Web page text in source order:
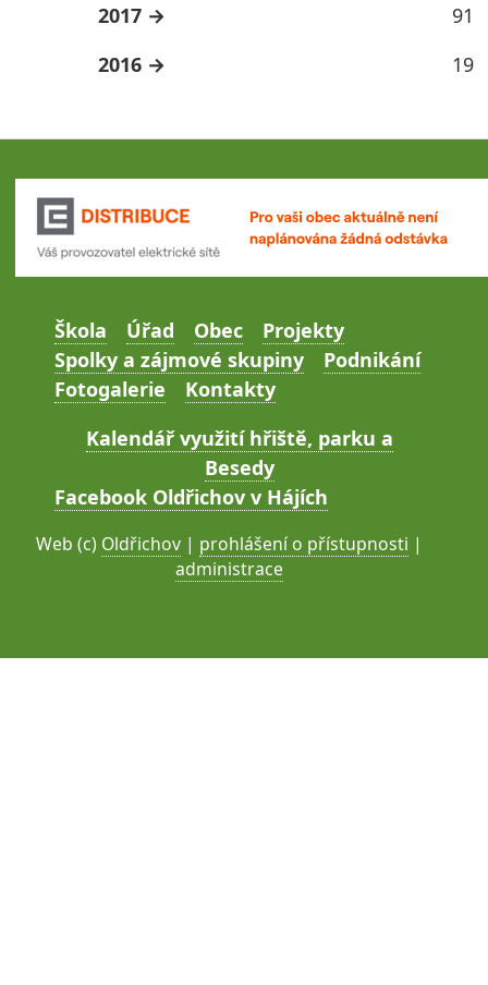
2017
91
2016
19
Škola Úřad Obec
Projekty
Spolky a zájmové skupiny
Podnikání
Fotogalerie
Kontakty
Kalendář využití hřiště, parku a
Besedy
Facebook Oldřichov v Hájích
Web (c) Oldřichov | prohlášení o přístupnosti |
administrace